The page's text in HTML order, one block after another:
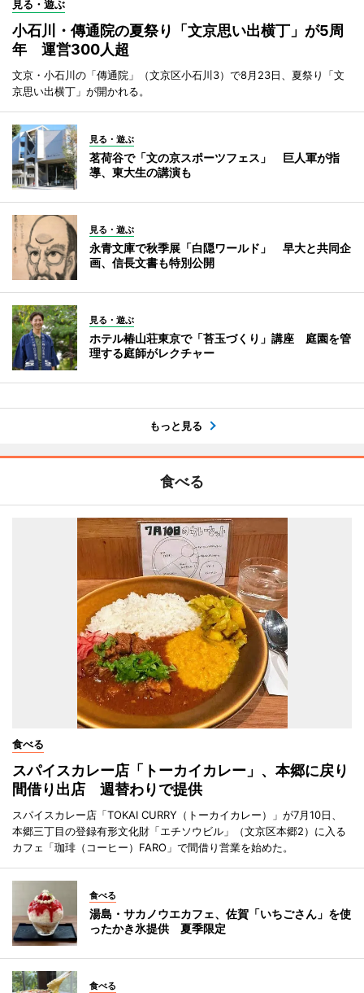
見る・遊ぶ
小石川・傳通院の夏祭り「文京思い出横丁」が5周
年 運営300人超
文京・小石川の「傳通院」（文京区小石川3）で8月23日、夏祭り「文
京思い出横丁」が開かれる。
見る・遊ぶ
茗荷谷で「文の京スポーツフェス」 巨人軍が指
導、東大生の講演も
見る・遊ぶ
永青文庫で秋季展「白隠ワールド」 早大と共同企
画、信長文書も特別公開
見る・遊ぶ
ホテル椿山荘東京で「苔玉づくり」講座 庭園を管
理する庭師がレクチャー
もっと見る
食べる
食べる
スパイスカレー店「トーカイカレー」、本郷に戻り
間借り出店 週替わりで提供
スパイスカレー店「TOKAI CURRY（トーカイカレー）」が7月10日、
本郷三丁目の登録有形文化財「エチソウビル」（文京区本郷2）に入る
カフェ「珈琲（コーヒー）FARO」で間借り営業を始めた。
食べる
湯島・サカノウエカフェ、佐賀「いちごさん」を使
ったかき氷提供 夏季限定
食べる